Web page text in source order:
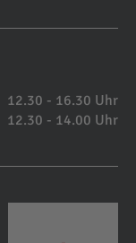
12.30 - 16.30 Uhr
12.30 - 14.00 Uhr